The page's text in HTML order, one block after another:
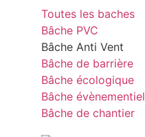
Toutes les baches
Bâche PVC
Bâche Anti Vent
Bâche de barrière
Bâche écologique
Bâche évènementiel
Bâche de chantier